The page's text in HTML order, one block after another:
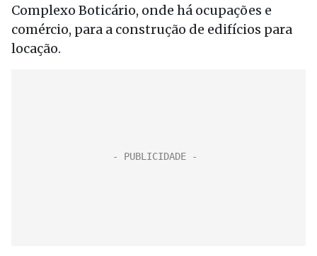
Complexo Boticário, onde há ocupações e
comércio, para a construção de edifícios para
locação.